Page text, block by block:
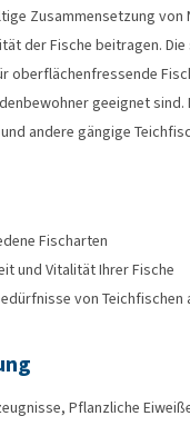
Zusammensetzung von
der Fische beitragen.
oberflächenfressende
geeignet
andere gängige
Fischarten
und Vitalität Ihrer Fische
von Teichfischen
Pflanzliche